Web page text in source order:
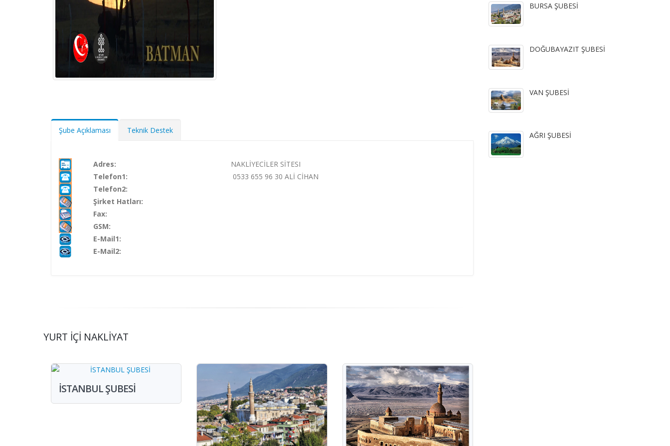
Şube Açıklaması Teknik Destek
Adres:
NAKLİYECİLER SİTESI
Telefon1:
0533 655 96 30 ALİ CİHAN
Telefon2:
Şirket Hatları:
Fax:
GSM:
E-Mail1:
E-Mail2:
YURT İÇİ NAKLİYAT
İSTANBUL ŞUBESİ
BURSA ŞUBESİ
DOĞUBAYAZIT ŞUBESİ
VAN ŞUBESİ
AĞRI ŞUBESİ